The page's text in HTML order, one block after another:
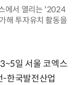
에서 열리는 '2024
해 투자유치 활동을
일 서울 코엑스
한국발전산업